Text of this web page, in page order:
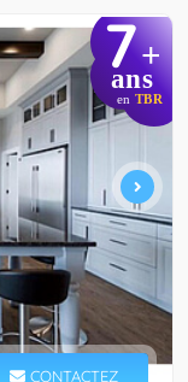
7+
ans
en TBR
CONTACTEZ